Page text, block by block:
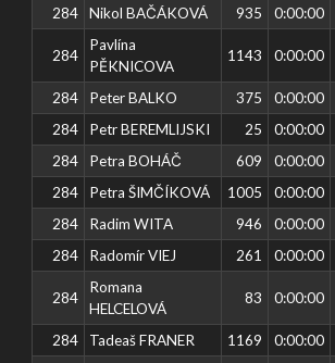
284
Nikol BAČÁKOVÁ 935 0:00:00
284
Pavlína
PĚKNICOVA
1143 0:00:00
284 Peter BALKO 375 0:00:00
284
Petr BEREMLIJSKI 25 0:00:00
284
Petra BOHÁČ 609 0:00:00
284
Petra ŠIMČÍKOVÁ 1005 0:00:00
284
Radim WITA 946 0:00:00
284
Radomír VIEJ 261 0:00:00
284
Romana
HELCELOVÁ
83 0:00:00
284 Tadeaš FRANER 1169 0:00:00